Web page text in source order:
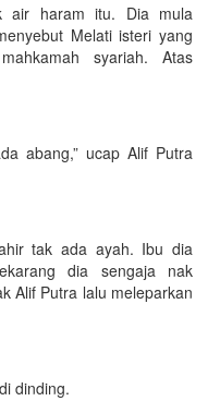
air haram itu. Dia mula
Melati isteri yang
syariah. Atas
abang,” ucap Alif Putra
tak ada ayah. Ibu dia
dia sengaja nak
Alif Putra lalu meleparkan
dinding.